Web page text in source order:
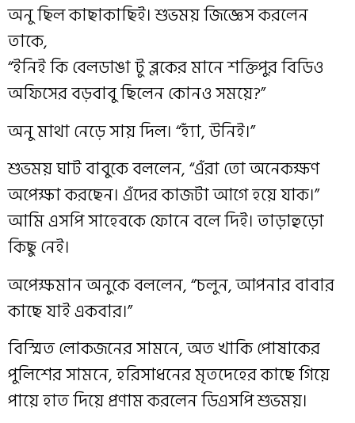
অনু ছিল কাছাকাছিই। শুভময় জিজ্ঞেস করলেন
তাকে,
“ইনিই কি বেলডাঙা টু ব্লকের মানে শক্তিপুর বিডিও
অফিসের বড়বাবু ছিলেন কোনও সময়ে?”
অনু মাথা নেড়ে সায় দিল। “হ্যাঁ, উনিই।”
শুভময় ঘাট বাবুকে বললেন, “এঁরা তো অনেকক্ষণ
অপেক্ষা করছেন। এঁদের কাজটা আগে হয়ে যাক।”
আমি এসপি সাহেবকে ফোনে বলে দিই। তাড়াহুড়ো
কিছু নেই।
অপেক্ষমান অনুকে বললেন, “চলুন, আপনার বাবার
কাছে যাই একবার।”
বিস্মিত লোকজনের সামনে, অত খাকি পোষাকের
পুলিশের সামনে, হরিসাধনের মৃতদেহের কাছে গিয়ে
পায়ে হাত দিয়ে প্রণাম করলেন ডিএসপি শুভময়।